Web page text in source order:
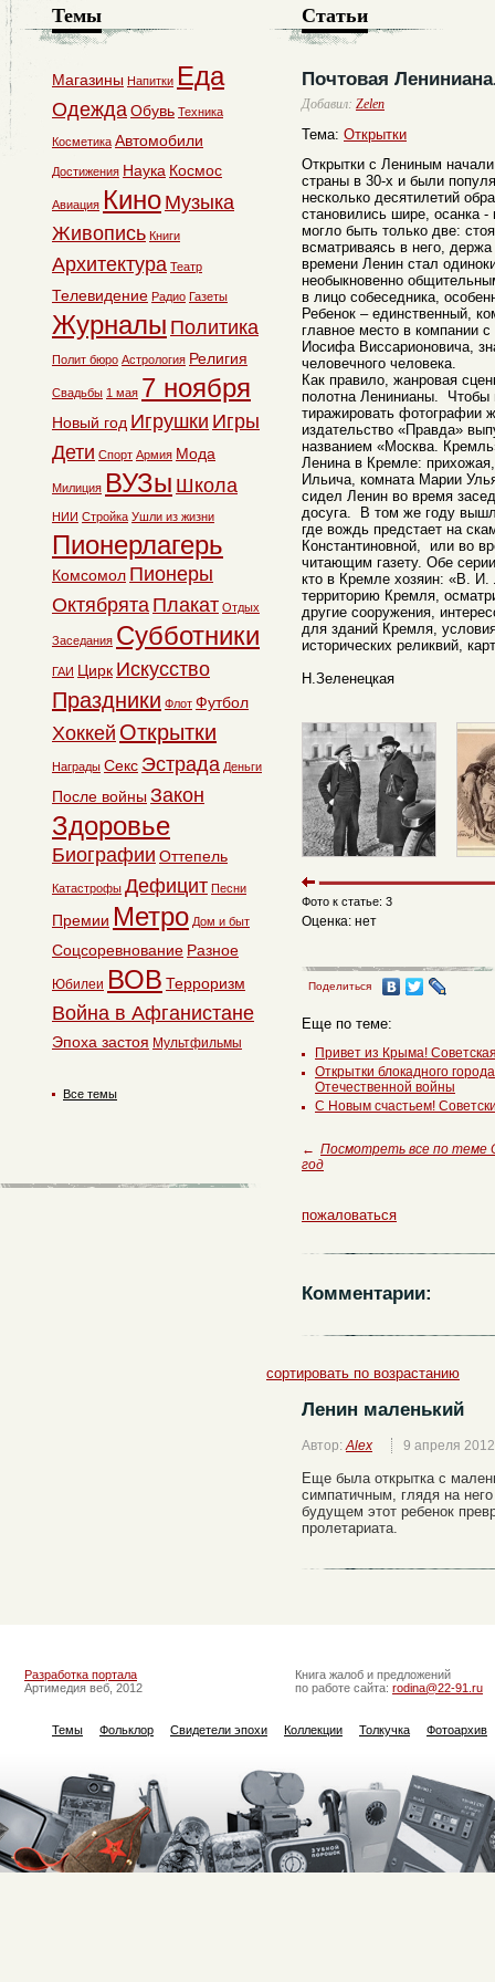
Статьи
Почтовая
Добавил: Zelen
Тема: Открытки
Открытки с Лениным начали
страны в 30-х и были
несколько десятилетий
становились шире, осанка
могло быть только две:
всматриваясь в него,
времени Ленин стал
необыкновенно
в лицо собеседника,
Ребенок – единственный,
главное место в компании
Иосифа Виссарионовича,
человечного человека.
Как правило, жанровая
полотна Ленинианы. Чтобы
тиражировать фотографии
издательство «Правда»
названием «Москва.
Ленина в Кремле:
Ильича, комната Марии
сидел Ленин во время
досуга. В том же году
где вождь предстает на
Константиновной, или во
читающим газету. Обе
кто в Кремле хозяин: «В. И.
территорию Кремля,
другие сооружения,
для зданий Кремля,
исторических реликвий,
Н.Зеленецкая
Фото к статье: 3
Оценка: нет
Поделиться
Еще по теме:
Привет из Крыма!
Открытки блокадного
Отечественной войны
С Новым счастьем!
← Посмотреть все по теме
год
пожаловаться
Комментарии:
сортировать по возрастанию
Ленин маленький
Автор:Alex 9 апреля 2012
Еще была открытка с
симпатичным, глядя на
будущем этот ребенок
пролетариата.
Темы
Магазины Напитки Еда
ОдеждаОбувь Техника
Косметика Автомобили
Достижения Наука Космос
Авиация Кино Музыка
Живопись Книги
Архитектура Театр
Телевидение Радио Газеты
Журналы Политика
Полит бюро Астрология Религия
Свадьбы 1 мая 7 ноября
Новый год Игрушки Игры
Дети Спорт Армия Мода
Милиция ВУЗы Школа
НИИ Стройка Ушли из жизни
Пионерлагерь
Комсомол Пионеры
Октябрята Плакат Отдых
Заседания Субботники
ГАИ Цирк Искусство
Праздники Флот Футбол
Хоккей Открытки
Награды Секс Эстрада Деньги
После войны Закон
Здоровье
Биографии Оттепель
Катастрофы Дефицит Песни
Премии Метро Дом и быт
Соцсоревнование Разное
Юбилеи ВОВ Терроризм
Война в Афганистане
Эпоха застоя Мультфильмы
Все темы
Разработка портала
Артимедия веб, 2012
Книга жалоб и предложений
по работе сайта: rodina@22-91.ru
Темы Фольклор Свидетели эпохи Коллекции Толкучка Фотоархив